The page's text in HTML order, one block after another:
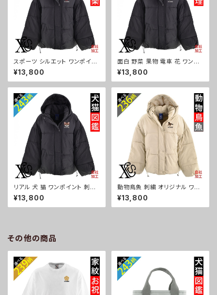
スポーツ シルエット ワンポイン
ト 刺繍 フェイク ダウンジャケッ
ト レディース アウター 裾ラウン
ド フード付き 長袖 雑貨 グッズ
卒団 サッカー バスケ テニス 誕
生日 クリスマス ori-a-jkt20-
b08-s
¥13,800
面白 野菜 果物 電車 花 ワンポ
イント 刺繍 フェイク ダウンジャ
ケット レディース アウター 裾ラ
ウンド フード付き 長袖 雑貨 グ
ori-a-jkt20-b09-s
¥13,800
リアル 犬 猫 ワンポイント 刺繍
フェイク ダウンジャケット レディ
ース アウター 裾ラウンド フード
付き 長袖 雑貨 グッズ 自社ブラ
マス ori-a-jkt20-b10-s
¥13,800
動物鳥魚 刺繍 オリジナル ワン
ポイント フェイク ダウンジャケ
ット レディース アウター 裾ラウ
ンド フード付き 長袖 雑貨 グッ
¥13,800
その他の商品